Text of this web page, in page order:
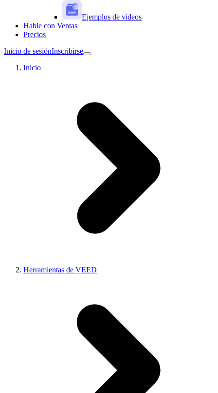
Ejemplos de vídeos
Hable con Ventas
Precios
Inicio de sesiónInscribirse
Inicio
Herramientas de VEED